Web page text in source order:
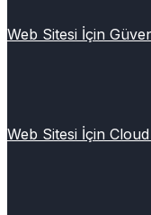
Web Sitesi İçin
Web Sitesi İçin